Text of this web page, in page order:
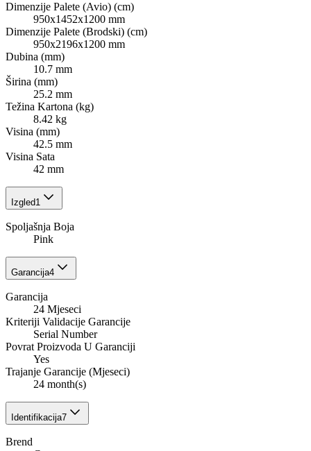
Dimenzije Palete (Avio) (cm)
950x1452x1200 mm
Dimenzije Palete (Brodski) (cm)
950x2196x1200 mm
Dubina (mm)
10.7 mm
Širina (mm)
25.2 mm
Težina Kartona (kg)
8.42 kg
Visina (mm)
42.5 mm
Visina Sata
42 mm
Izgled1
Spoljašnja Boja
Pink
Garancija4
Garancija
24 Mjeseci
Kriteriji Validacije Garancije
Serial Number
Povrat Proizvoda U Garanciji
Yes
Trajanje Garancije (Mjeseci)
24 month(s)
Identifikacija7
Brend